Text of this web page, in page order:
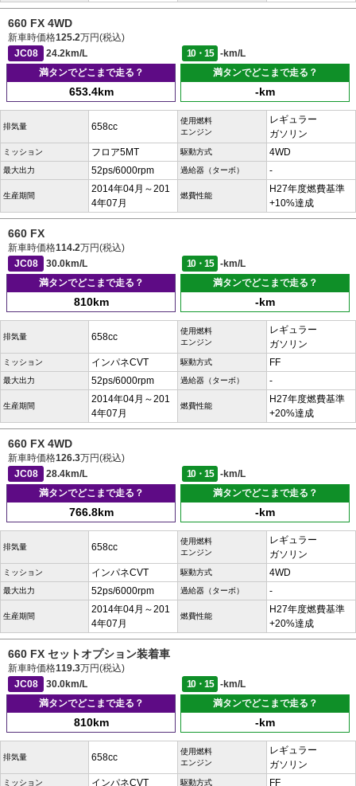
660 FX 4WD
新車時価格125.2万円(税込)
JC08
24.2km/L 10・15
-km/L
満タンでどこまで走る？
653.4km
満タンでどこまで走る？
-km
排気量 658cc
使用燃料
エンジン
レギュラー
ガソリン
ミッション フロア5MT 駆動方式 4WD
最大出力 52ps/6000rpm 過給器（ターボ） -
生産期間
2014年04月～201
4年07月
燃費性能
H27年度燃費基準
+10%達成
660 FX
新車時価格114.2万円(税込)
JC08
30.0km/L 10・15
-km/L
満タンでどこまで走る？
810km
満タンでどこまで走る？
-km
排気量 658cc
使用燃料
エンジン
レギュラー
ガソリン
ミッション インパネCVT 駆動方式 FF
最大出力 52ps/6000rpm 過給器（ターボ） -
生産期間
2014年04月～201
4年07月
燃費性能
H27年度燃費基準
+20%達成
660 FX 4WD
新車時価格126.3万円(税込)
JC08
28.4km/L 10・15
-km/L
満タンでどこまで走る？
766.8km
満タンでどこまで走る？
-km
排気量 658cc
使用燃料
エンジン
レギュラー
ガソリン
ミッション インパネCVT 駆動方式 4WD
最大出力 52ps/6000rpm 過給器（ターボ） -
生産期間
2014年04月～201
4年07月
燃費性能
H27年度燃費基準
+20%達成
660 FX セットオプション装着車
新車時価格119.3万円(税込)
JC08
30.0km/L 10・15
-km/L
満タンでどこまで走る？
810km
満タンでどこまで走る？
-km
排気量 658cc
使用燃料
エンジン
レギュラー
ガソリン
ミッション インパネCVT 駆動方式 FF